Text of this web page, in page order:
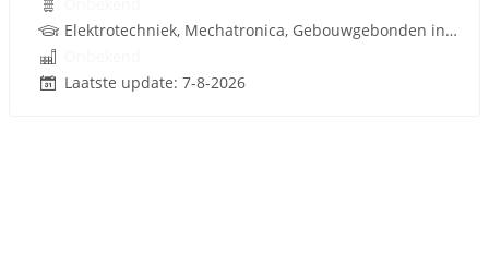
Elektrotechniek, Mechatronica, Gebouwgebonden installaties
Laatste update: 7-8-2026